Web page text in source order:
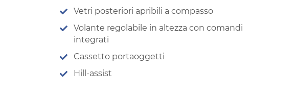
Vetri posteriori apribili a compasso
Volante regolabile in altezza con comandi
integrati
Cassetto portaoggetti
Hill-assist